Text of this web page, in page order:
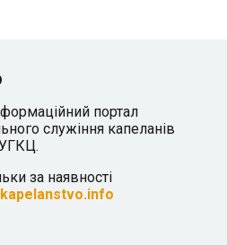
портал
служіння капеланів
УГКЦ.
за наявності